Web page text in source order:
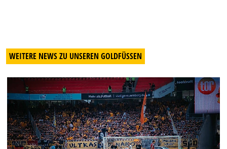
WEITERE NEWS ZU UNSEREN GOLDFÜSSEN